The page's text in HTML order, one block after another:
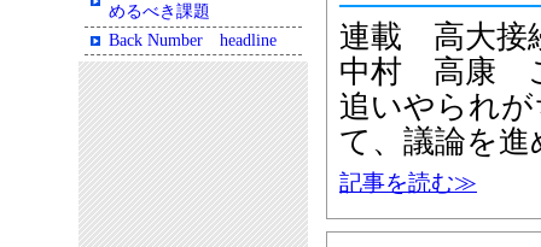
連載 高大接
中村 高康 こ
追いやられ
て、議論を
記事を読む≫
めるべき課題
Back Number headline